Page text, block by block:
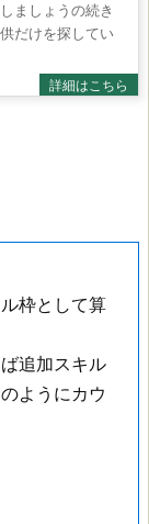
しょうの続き
だけを探してい
枠として算
追加スキル
ようにカウ